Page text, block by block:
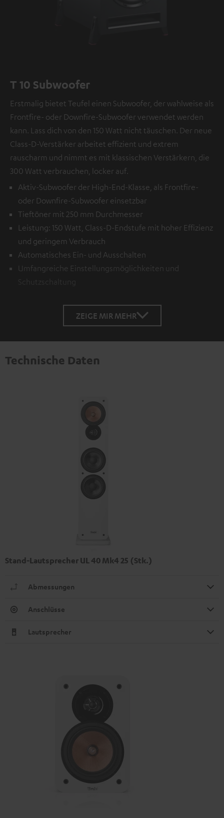
T 10 Subwoofer
Erstmalig bietet Teufel einen Subwoofer, der wahlweise als
Frontfire- oder Downfire-Subwoofer verwendet werden
kann. Lass dich von den 150 Watt nicht täuschen. Der neue
Class-D-Verstärker arbeitet effizient und extrem
rauscharm und nimmt es mit klassischen Verstärkern, die
300 Watt verbrauchen, locker auf.
Aktiv-Subwoofer der High-End-Klasse, als Frontfire-
oder Downfire-Subwoofer einsetzbar
Tieftöner mit 250 mm Durchmesser
Leistung: 150 Watt, Class-D-Endstufe mit hoher Effizienz
und geringem Verbrauch
Automatisches Ein- und Ausschalten
Umfangreiche Einstellungsmöglichkeiten und
ZEIGE MIR MEHR
Technische Daten
Stand-Lautsprecher UL 40 Mk4 25 (Stk.)
Abmessungen
Anschlüsse
Lautsprecher